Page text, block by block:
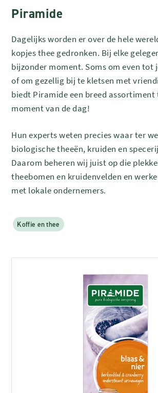
Piramide
Dagelijks worden er over de hele
kopjes thee gedronken. Bij elke
bijzonder moment. Soms om even tot
of om gezellig bij te kletsen met
biedt Piramide een breed assortiment
moment van de dag!
Hun experts weten precies waar ter
biologische theeën, kruiden en
Daarom beheren wij juist op die
theebomen en kruidenvelden en
met lokale ondernemers.
Koffie en thee